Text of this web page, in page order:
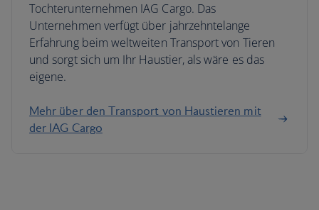
Tochterunternehmen IAG Cargo. Das
Unternehmen verfügt über jahrzehntelange
Erfahrung beim weltweiten Transport von Tieren
und sorgt sich um Ihr Haustier, als wäre es das
eigene.
Mehr über den Transport von Haustieren mit
der IAG Cargo